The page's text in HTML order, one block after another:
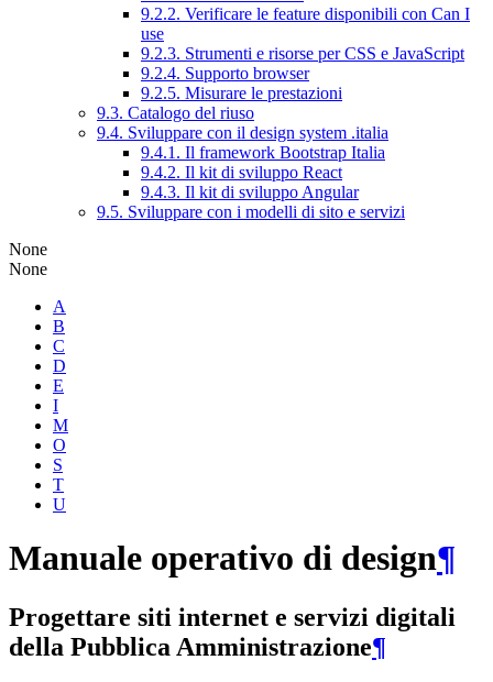
9.2.2. Verificare le feature disponibili con Can I
use
9.2.3. Strumenti e risorse per CSS e JavaScript
9.2.4. Supporto browser
9.2.5. Misurare le prestazioni
9.3. Catalogo del riuso
9.4. Sviluppare con il design system .italia
9.4.1. Il framework Bootstrap Italia
9.4.2. Il kit di sviluppo React
9.4.3. Il kit di sviluppo Angular
9.5. Sviluppare con i modelli di sito e servizi
None
None
A
B
C
D
E
I
M
O
S
T
U
Manuale operativo di design¶
Progettare siti internet e servizi digitali
della Pubblica Amministrazione¶